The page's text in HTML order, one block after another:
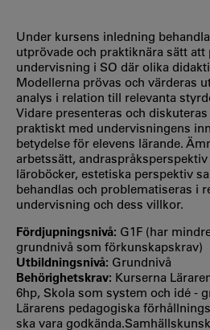
Under kursens inledning
utprövade och praktiknära sätt
undervisning i SO där olika
Modellerna prövas och värderas
analys i relation till relevanta
Vidare presenteras och
praktiskt med undervisningens
betydelse för elevens lärande.
arbetssätt,
läroböcker, estetiska perspektiv
behandlas och problematiseras i
undervisning och dess villkor.
Fördjupningsnivå: G1F (har
grundnivå som förkunskapskrav)
Utbildningsnivå: Grundnivå
Behörighetskrav: Kurserna
6hp, Skola som system och idé -
Lärarens pedagogiska
ska vara